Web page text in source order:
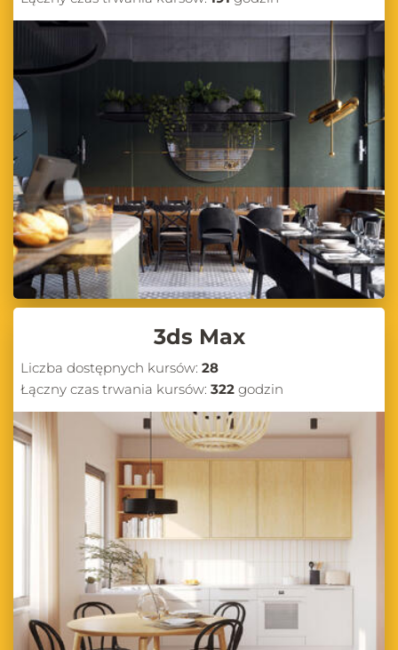
3ds Max
Liczba dostępnych kursów: 28
Łączny czas trwania kursów: 322 godzin